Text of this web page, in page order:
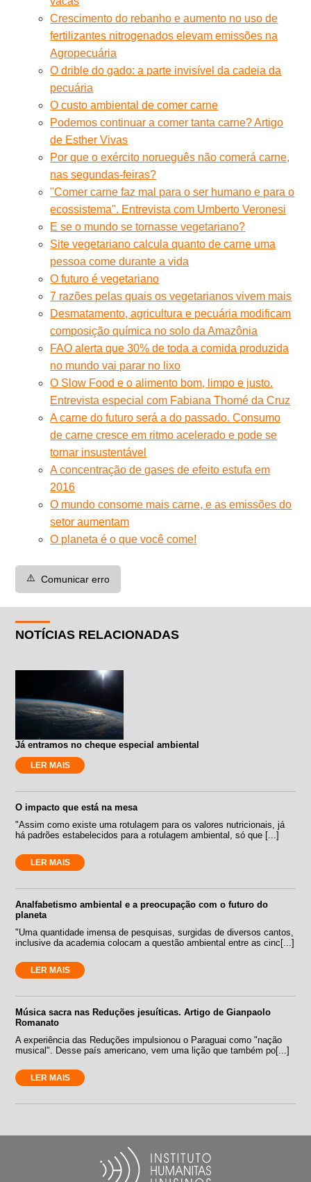
Crescimento do rebanho e aumento no uso de
fertilizantes nitrogenados elevam emissões na
Agropecuária
O drible do gado: a parte invisível da cadeia da
pecuária
O custo ambiental de comer carne
Podemos continuar a comer tanta carne? Artigo
de Esther Vivas
Por que o exército norueguês não comerá carne,
nas segundas-feiras?
''Comer carne faz mal para o ser humano e para o
ecossistema''. Entrevista com Umberto Veronesi
E se o mundo se tornasse vegetariano?
Site vegetariano calcula quanto de carne uma
pessoa come durante a vida
O futuro é vegetariano
7 razões pelas quais os vegetarianos vivem mais
Desmatamento, agricultura e pecuária modificam
composição química no solo da Amazônia
FAO alerta que 30% de toda a comida produzida
no mundo vai parar no lixo
O Slow Food e o alimento bom, limpo e justo.
Entrevista especial com Fabiana Thomé da Cruz
A carne do futuro será a do passado. Consumo
de carne cresce em ritmo acelerado e pode se
tornar insustentável
A concentração de gases de efeito estufa em
2016
O mundo consome mais carne, e as emissões do
setor aumentam
O planeta é o que você come!
⚠️ Comunicar erro
NOTÍCIAS RELACIONADAS
Já entramos no cheque especial ambiental
LER MAIS
O impacto que está na mesa
"Assim como existe uma rotulagem para os valores nutricionais, já
há padrões estabelecidos para a rotulagem ambiental, só que [...]
LER MAIS
Analfabetismo ambiental e a preocupação com o futuro do
planeta
"Uma quantidade imensa de pesquisas, surgidas de diversos cantos,
inclusive da academia colocam a questão ambiental entre as cinc[...]
LER MAIS
Música sacra nas Reduções jesuíticas. Artigo de Gianpaolo
Romanato
A experiência das Reduções impulsionou o Paraguai como "nação
musical". Desse país americano, vem uma lição que também po[...]
LER MAIS